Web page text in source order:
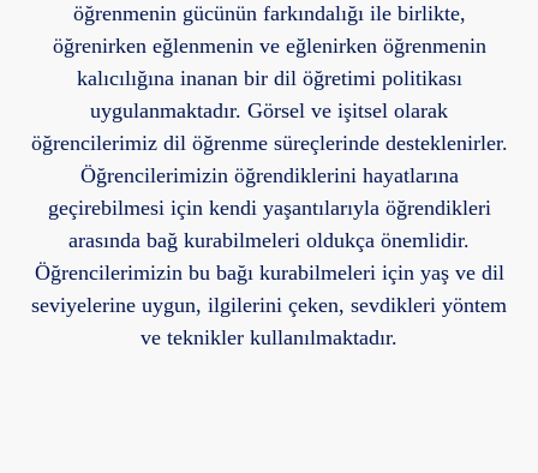
öğrenmenin gücünün farkındalığı ile birlikte,
öğrenirken eğlenmenin ve eğlenirken öğrenmenin
kalıcılığına inanan bir dil öğretimi politikası
uygulanmaktadır. Görsel ve işitsel olarak
öğrencilerimiz dil öğrenme süreçlerinde desteklenirler.
Öğrencilerimizin öğrendiklerini hayatlarına
geçirebilmesi için kendi yaşantılarıyla öğrendikleri
arasında bağ kurabilmeleri oldukça önemlidir.
Öğrencilerimizin bu bağı kurabilmeleri için yaş ve dil
seviyelerine uygun, ilgilerini çeken, sevdikleri yöntem
ve teknikler kullanılmaktadır.